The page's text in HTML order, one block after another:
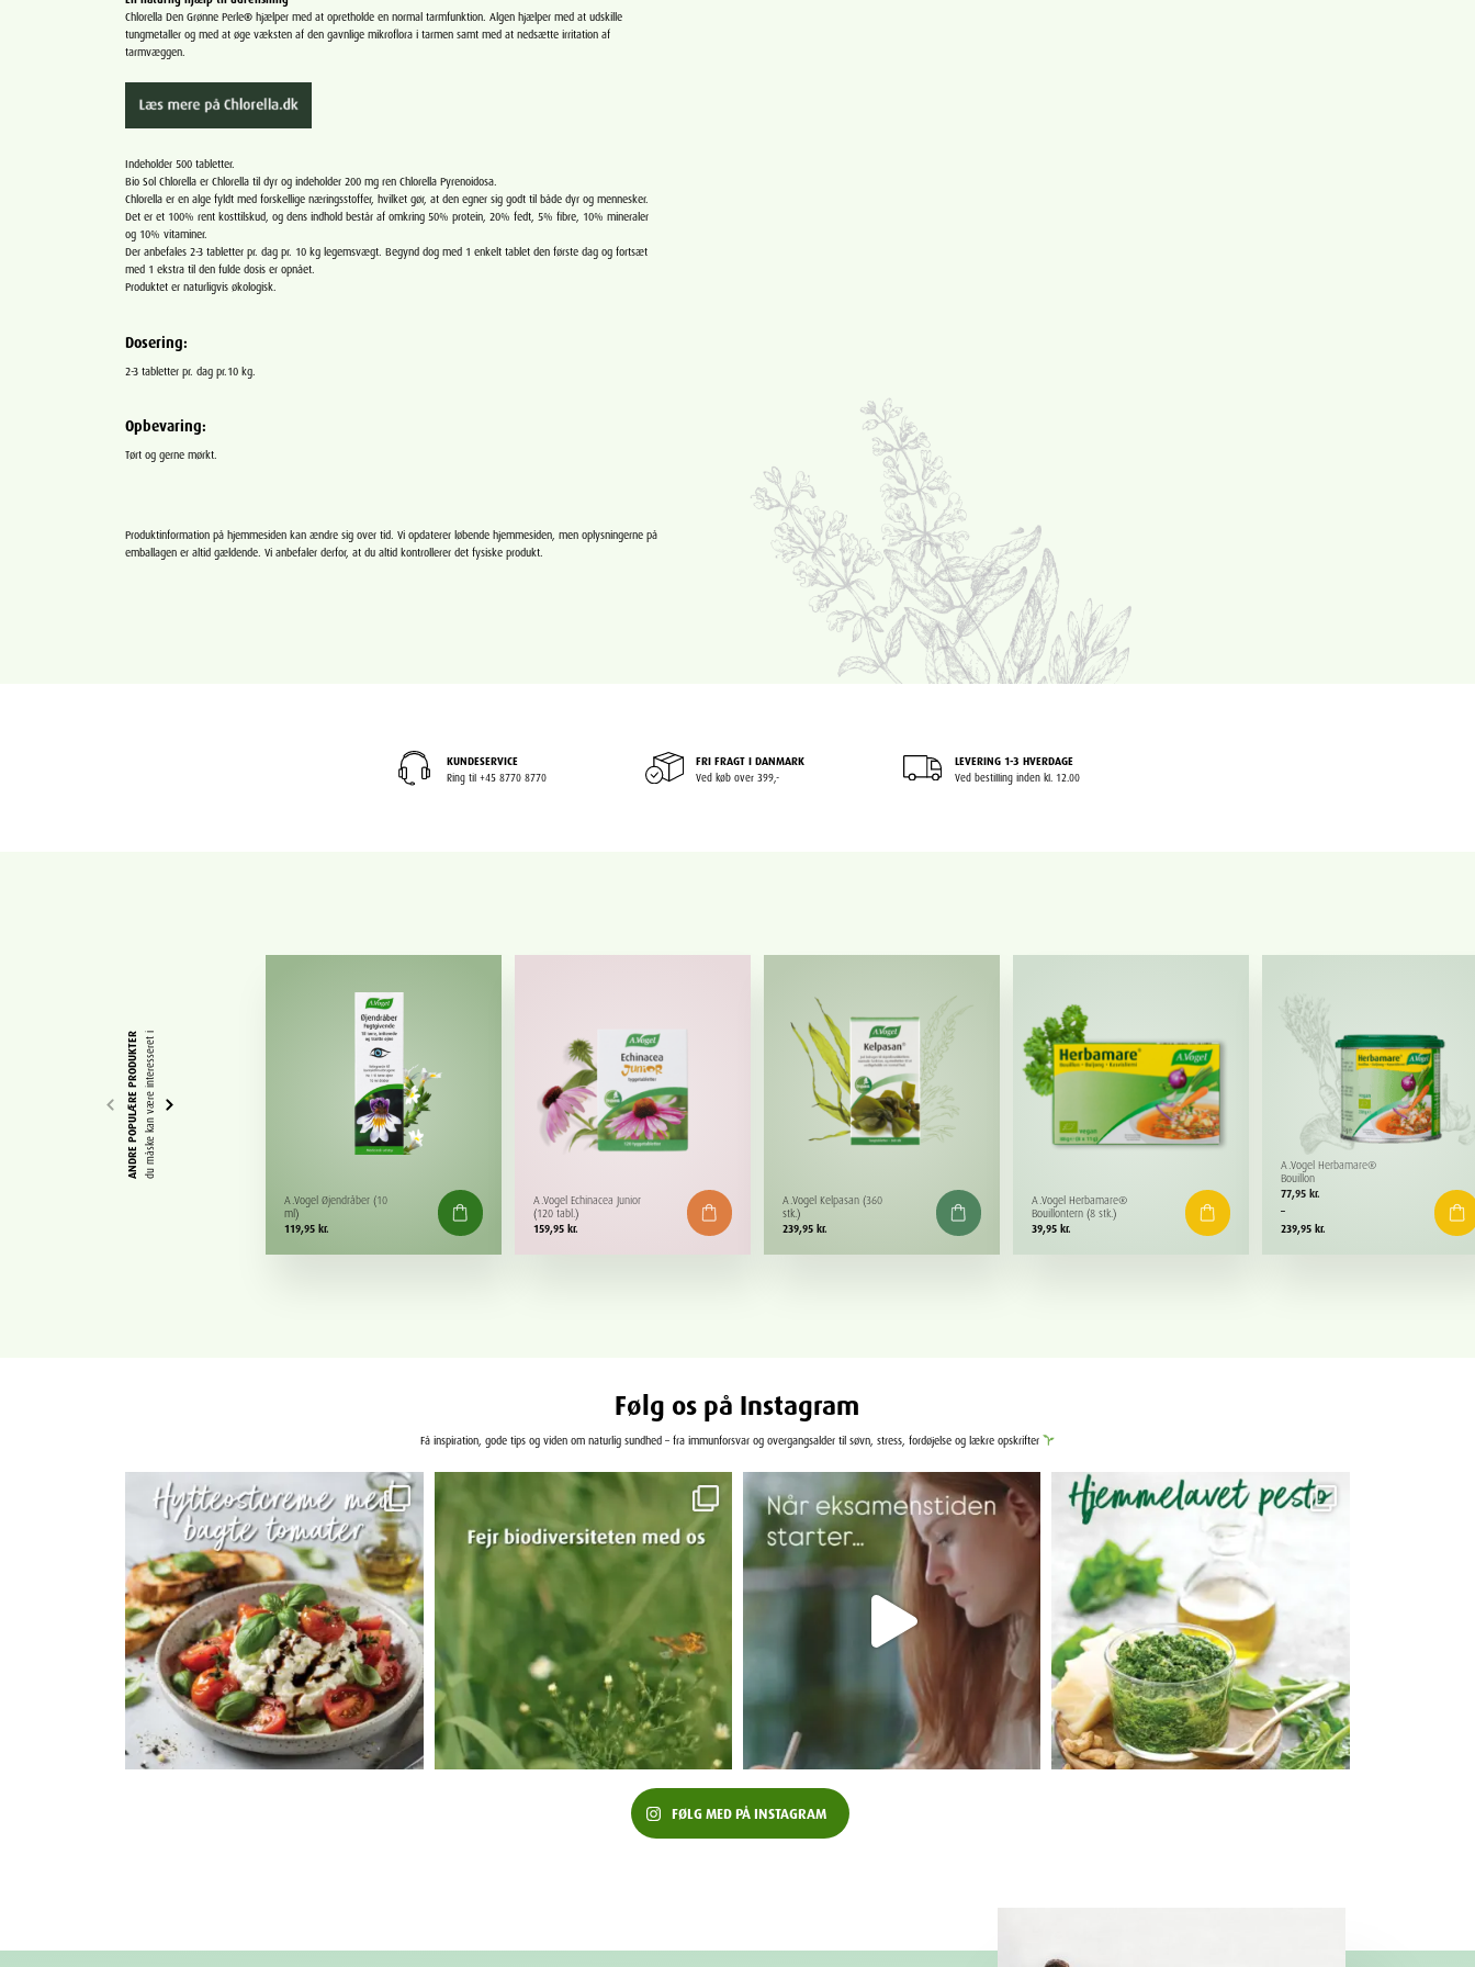
Chlorella Den Grønne Perle® hjælper med at opretholde en normal tarmfunktion. Algen hjælper med at udskille
tungmetaller og med at øge væksten af den gavnlige mikroflora i tarmen samt med at nedsætte irritation af
tarmvæggen.
Indeholder 500 tabletter.
Bio Sol Chlorella er Chlorella til dyr og indeholder 200 mg ren Chlorella Pyrenoidosa.
Chlorella er en alge fyldt med forskellige næringsstoffer, hvilket gør, at den egner sig godt til både dyr og mennesker.
Det er et 100% rent kosttilskud, og dens indhold består af omkring 50% protein, 20% fedt, 5% fibre, 10% mineraler
og 10% vitaminer.
Der anbefales 2-3 tabletter pr. dag pr. 10 kg legemsvægt. Begynd dog med 1 enkelt tablet den første dag og fortsæt
med 1 ekstra til den fulde dosis er opnået.
Produktet er naturligvis økologisk.
Dosering:
2-3 tabletter pr. dag pr.10 kg.
Opbevaring:
Tørt og gerne mørkt.
Produktinformation på hjemmesiden kan ændre sig over tid. Vi opdaterer løbende hjemmesiden, men oplysningerne på
emballagen er altid gældende. Vi anbefaler derfor, at du altid kontrollerer det fysiske produkt.
KUNDESERVICE
Ring til +45 8770 8770
FRI FRAGT I DANMARK
Ved køb over 399,-
LEVERING 1-3 HVERDAGE
Ved bestilling inden kl. 12.00
ANDRE POPULÆRE PRODUKTERdu måske kan være interesseret i
A.Vogel Øjendråber (10
ml)
119,95 kr.
A.Vogel Echinacea Junior
(120 tabl.)
159,95 kr.
A.Vogel Kelpasan (360
stk.)
239,95 kr.
A.Vogel Herbamare®
Bouillontern (8 stk.)
39,95 kr.
A.Vogel Herbamare®
Bouillon
77,95 kr.
–
239,95 kr.
Prisinterval:
77,95 kr.
til
Følg os på Instagram
Få inspiration, gode tips og viden om naturlig sundhed – fra immunforsvar og overgangsalder til søvn, stress, fordøjelse og lækre opskrifter
FØLG MED PÅ INSTAGRAM